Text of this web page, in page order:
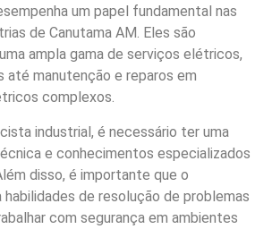
um papel fundamental nas
de Canutama AM. Eles são
ampla gama de serviços elétricos,
até manutenção e reparos em
complexos.
industrial, é necessário ter uma
e conhecimentos especializados
disso, é importante que o
de resolução de problemas
com segurança em ambientes